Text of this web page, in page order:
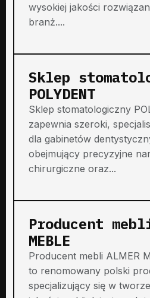
wysokiej jakości
branż....
Sklep
POLYDENT
Sklep stomatologiczny
zapewnia szeroki,
dla gabinetów
obejmujący precyzyjne
chirurgiczne oraz...
Producent mebli
MEBLE
Producent mebli ALMER
to renomowany polski
specjalizujący się w